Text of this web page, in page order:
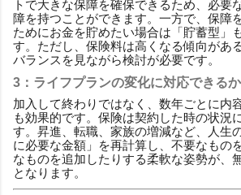
トで大きな保障を確保できるため、必要
障を持つことができます。一方で、保障
ためにお金を貯めたい場合は「貯蓄型」
す。ただし、保険料は高くなる傾向があ
バランスを見ながら検討が必要です。
3：ライフプランの変化に対応できるか
加入して終わりではなく、数年ごとに内
も効果的です。保険は契約した時の状況
す。昇進、転職、家族の増減など、人生
に必要な金額」を再計算し、不要なもの
なものを追加したりする柔軟な姿勢が、
となります。